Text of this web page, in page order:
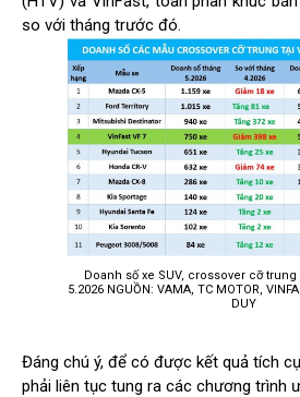
so với tháng trước đó.
Doanh số xe SUV, crossover cỡ trung
5.2026 NGUỒN: VAMA, TC MOTOR,
DUY
Đáng chú ý, để có được kết quả tích
phải liên tục tung ra các chương trình